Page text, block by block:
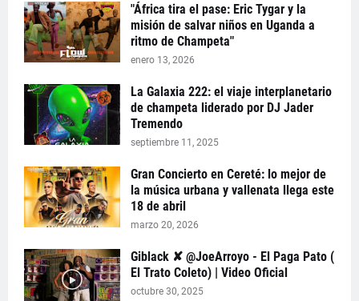
"África tira el pase: Eric Tygar y la
misión de salvar niños en Uganda a
ritmo de Champeta"
enero 13, 2026
La Galaxia 222: el viaje interplanetario
de champeta liderado por DJ Jader
Tremendo
septiembre 11, 2025
Gran Concierto en Cereté: lo mejor de
la música urbana y vallenata llega este
18 de abril
marzo 20, 2026
Giblack ✘ @JoeArroyo - El Paga Pato (
El Trato Coleto) | Video Oficial
octubre 30, 2025